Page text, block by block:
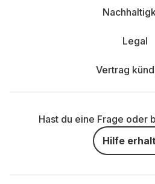
Legal
Vertrag
Hast du eine Frage oder
Hilfe